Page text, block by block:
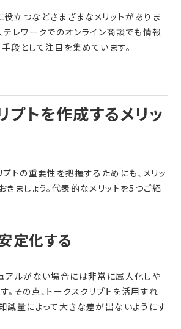
立つなどさまざまなメリットがありま
テレワークでのオンライン商談でも情報
段として注目を集めています。
プトを作成するメリッ
プトの重要性を把握するためにも、メリッ
きましょう。代表的なメリットを5つご紹
定化する
アルがない場合には非常に属人化しや
。その点、トークスクリプトを活用すれ
識量によって大きな差が出ないようにす